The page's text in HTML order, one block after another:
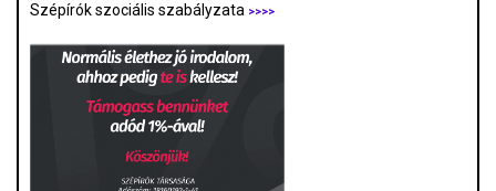
Szépírók szociális szabályzata >>>>